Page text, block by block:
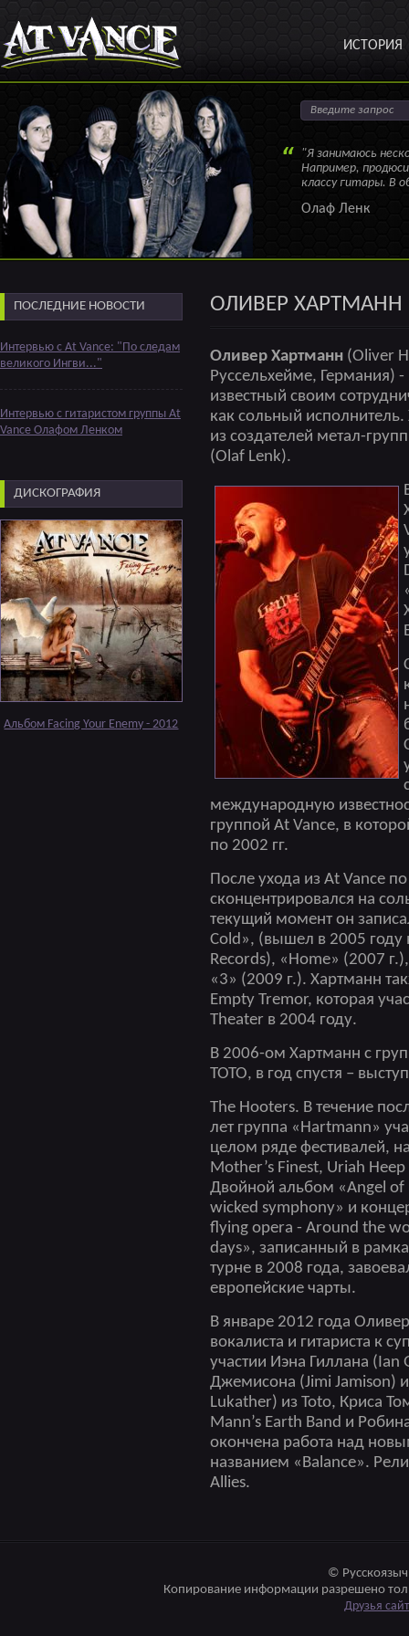
ИСТОРИЯ
"Я занимаюсь
Например,
классу гитары. В
Олаф Ленк
ПОСЛЕДНИЕ НОВОСТИ
Интервью с At Vance: "По следам
великого Ингви..."
Интервью с гитаристом группы At
Vance Олафом Ленком
ДИСКОГРАФИЯ
Альбом Facing Your Enemy - 2012
ОЛИВЕР
Оливер Хартманн (Oliver
Руссельхейме, Германия) -
известный своим
как сольный
из создателей метал-
(Olaf Lenk).
международную
группой At Vance, в
по 2002 гг.
После ухода из At Vance
сконцентрировался на
текущий момент он
Cold», (вышел в 2005 году
Records), «Home» (2007
«3» (2009 г.). Хартманн
Empty Tremor, которая
Theater в 2004 году.
В 2006-ом Хартманн с
TOTO, в год спустя –
The Hooters. В течение
лет группа «Hartmann»
целом ряде фестивалей,
Mother’s Finest, Uriah Heep
Двойной альбом «Angel of
wicked symphony» и
flying opera - Around the
days», записанный в
турне в 2008 года,
европейские чарты.
В январе 2012 года
вокалиста и гитариста к
участии Иэна Гиллана
Джемисона (Jimi Jamison)
Lukather) из Toto, Криса
Mann’s Earth Band и
окончена работа над
названием «Balance».
Allies.
©
Копирование информации разрешено
Друзья